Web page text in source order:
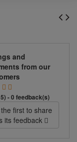
and
from our
- 0 feedback(s)
first to share
its feedback